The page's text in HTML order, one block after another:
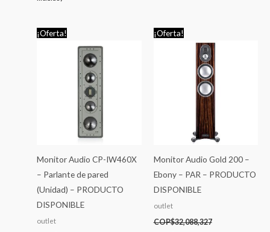
¡Oferta!
Monitor Audio CP-IW460X
– Parlante de pared
(Unidad) – PRODUCTO
DISPONIBLE
outlet
El
precio
COP$9,492,218.
actual
es:
COP$8,056,809.
¡Oferta!
Monitor Audio Gold 200 –
Ebony – PAR – PRODUCTO
DISPONIBLE
outlet
COP$32,088,327
El
precio
COP$32,088,327.
actual
es: